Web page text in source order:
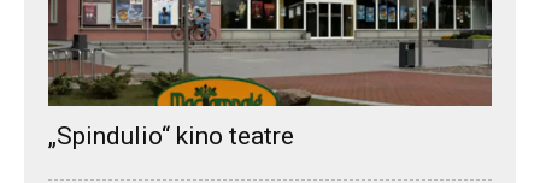
„Spindulio“ kino teatre